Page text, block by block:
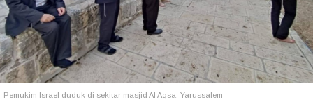
Pemukim Israel duduk di sekitar masjid Al Aqsa, Yarussalem